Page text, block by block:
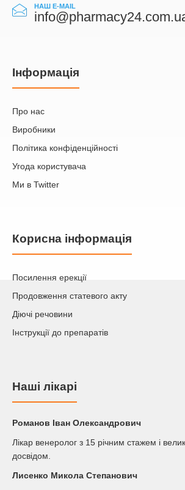
НАШ E-MAIL
Iнформація
Про нас
Виробники
Політика конфіденційності
Угода користувача
Ми в Twitter
Корисна інформація
Посилення ерекції
Продовження статевого акту
Діючі речовини
Інструкції до препаратів
Наші лікарі
Романов Iван Олександрович
Лікар венеролог з 15 річним стажем і
досвідом.
Лисенко Микола Степанович